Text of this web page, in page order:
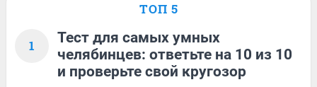
ТОП 5
1
Тест для самых умных
челябинцев: ответьте на 10 из 10
и проверьте свой кругозор